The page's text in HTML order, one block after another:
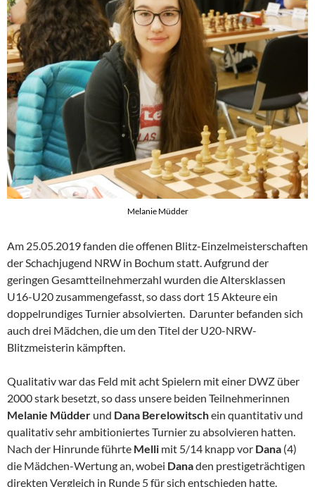
Melanie Müdder
Am 25.05.2019 fanden die offenen Blitz-Einzelmeisterschaften
der Schachjugend NRW in Bochum statt. Aufgrund der
geringen Gesamtteilnehmerzahl wurden die Altersklassen
U16-U20 zusammengefasst, so dass dort 15 Akteure ein
doppelrundiges Turnier absolvierten. Darunter befanden sich
auch drei Mädchen, die um den Titel der U20-NRW-
Blitzmeisterin kämpften.
Qualitativ war das Feld mit acht Spielern mit einer DWZ über
2000 stark besetzt, so dass unsere beiden Teilnehmerinnen
Melanie Müdder und Dana Berelowitschein quantitativ und
qualitativ sehr ambitioniertes Turnier zu absolvieren hatten.
Nach der Hinrunde führte Melli mit 5/14 knapp vor Dana (4)
die Mädchen-Wertung an, wobei Danaden prestigeträchtigen
direkten Vergleich in Runde 5 für sich entschieden hatte.